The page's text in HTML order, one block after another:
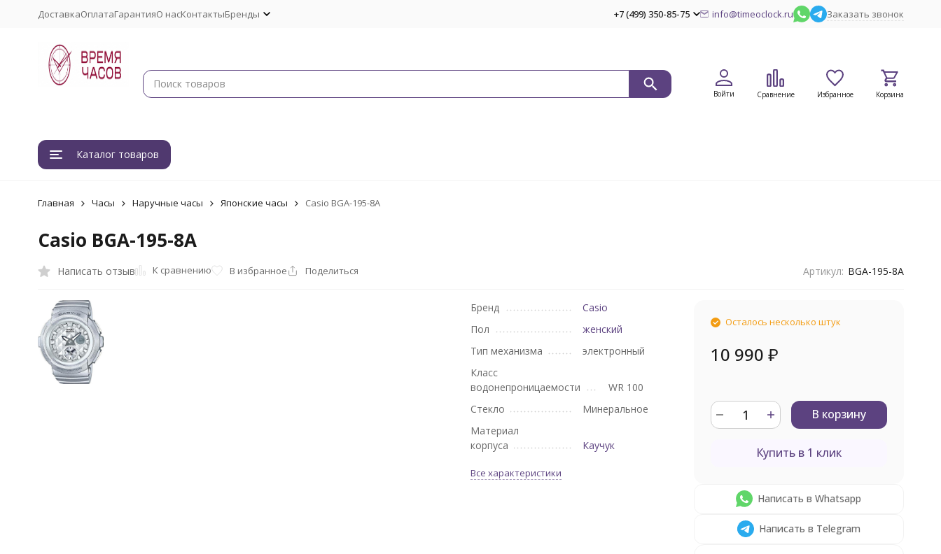
ДоставкаОплатаГарантияО насКонтактыБренды +7 (499) 350-85-75 info@timeoclock.ru Заказать звонок
Войти Сравнение Избранное Корзина
Каталог товаров
Главная Часы Наручные часы Японские часы Casio BGA-195-8A
Casio BGA-195-8A
Написать отзыв К сравнению В избранное Поделиться Артикул: BGA-195-8A
Бренд
Casio
Пол
женский
Тип механизма
электронный
Класс
водонепроницаемости
WR 100
Стекло
Минеральное
Материал
корпуса
Каучук
Все характеристики
Осталось несколько штук
10 990 ₽
В корзину
Купить в 1 клик
Написать в Whatsapp
Написать в Telegram